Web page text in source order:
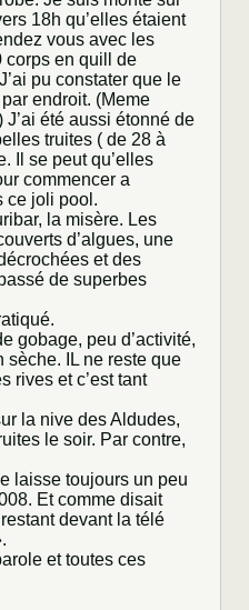
18h qu’elles étaient
vous avec les
corps en quill de
pu constater que le
endroit. (Meme
J’ai été aussi étonné de
truites ( de 28 à
Il se peut qu’elles
commencer a
ce joli pool.
la misère. Les
d’algues, une
et des
de superbes
gobage, peu d’activité,
sèche. IL ne reste que
rives et c’est tant
la nive des Aldudes,
le soir. Par contre,
laisse toujours un peu
Et comme disait
devant la télé
et toutes ces